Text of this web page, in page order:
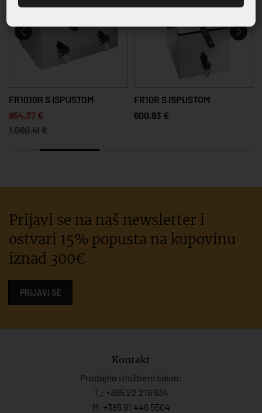
FR1010R S ISPUSTOM
954,37 €
1.060,41 €
FR10R S ISPUSTOM
600,93 €
Prijavi se na naš newsletter i
ostvari 15% popusta na kupovinu
iznad 300€
PRIJAVI SE
Kontakt
Prodajno izložbeni salon:
T.: +385 22 216 634
M. +385 91 446 5504